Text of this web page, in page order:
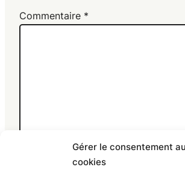
Gérer le consentement
cookies
Commentaire *
E-mail